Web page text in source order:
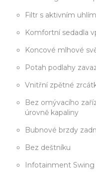
Filtr s aktivním uhlím
Komfortní sedadla
Koncové mlhové
Potah podlahy
Vnitřní zpětné
Bez omývacího
úrovně kapaliny
Bubnové brzdy
Bez deštníku
Infotainment Swing